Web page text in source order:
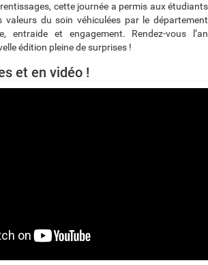
cette journée a permis aux étudiants
valeurs du soin véhiculées par le département
entraide et engagement. Rendez-vous l’an
édition pleine de surprises !
et en vidéo !